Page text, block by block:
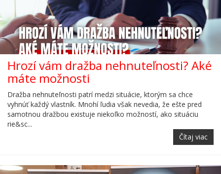
Hrozí vám dražba nehnuteľnosti? Aké
máte možnosti
Dražba nehnuteľnosti patrí medzi situácie, ktorým sa chce
vyhnúť každý vlastník. Mnohí ľudia však nevedia, že ešte pred
samotnou dražbou existuje niekoľko možností, ako situáciu
rie&sc...
Čítaj viac